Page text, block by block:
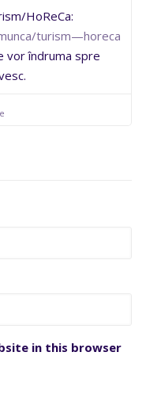
HoReCa:
turism—horeca
vor îndruma spre
in this browser